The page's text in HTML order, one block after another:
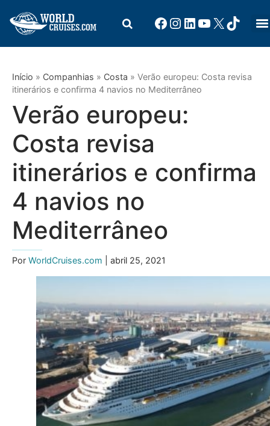
Início » Companhias » Costa » Verão europeu: Costa revisa
itinerários e confirma 4 navios no Mediterrâneo
Verão europeu:
Costa revisa
itinerários e confirma
4 navios no
Mediterrâneo
Por WorldCruises.com | abril 25, 2021